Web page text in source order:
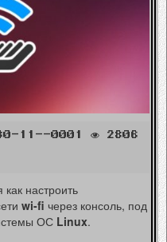
11--0001
2806
настроить
wi-fi через консоль, под
ОС Linux.